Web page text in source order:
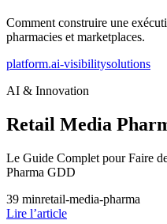
Comment construire une
pharmacies et marketplaces.
platform.ai-visibilitysolutions
AI & Innovation
Retail Media
Le Guide Complet pour Faire
Pharma GDD
39 minretail-media-pharma
Lire l’article